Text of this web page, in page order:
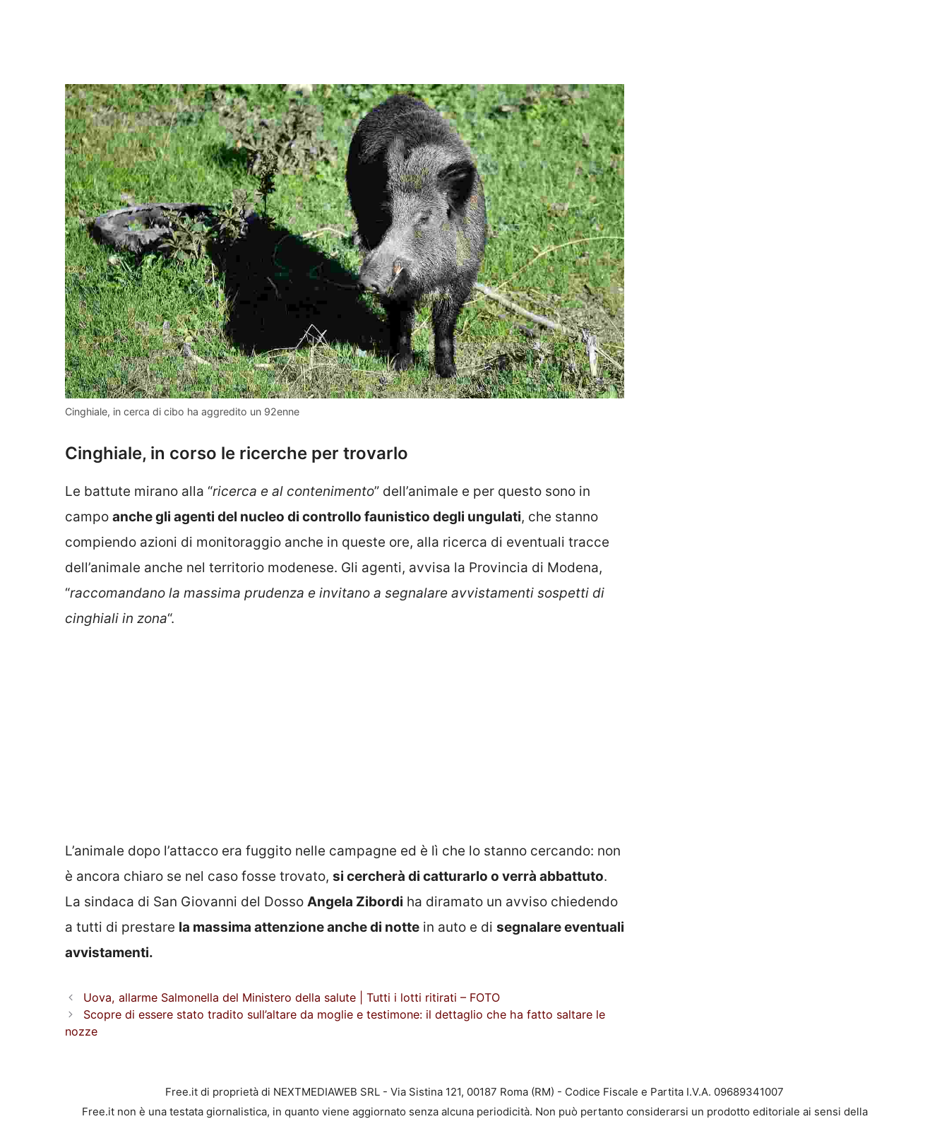
Cinghiale, in cerca di cibo ha aggredito un 92enne
Cinghiale, in corso le ricerche per trovarlo
Le battute mirano alla “ricerca e al contenimento” dell’animale e per questo sono in
campo anche gli agenti del nucleo di controllo faunistico degli ungulati, che stanno
compiendo azioni di monitoraggio anche in queste ore, alla ricerca di eventuali tracce
dell’animale anche nel territorio modenese. Gli agenti, avvisa la Provincia di Modena,
“raccomandano la massima prudenza e invitano a segnalare avvistamenti sospetti di
cinghiali in zona“.
L’animale dopo l’attacco era fuggito nelle campagne ed è lì che lo stanno cercando: non
è ancora chiaro se nel caso fosse trovato, si cercherà di catturarlo o verrà abbattuto.
La sindaca di San Giovanni del Dosso Angela Zibordi ha diramato un avviso chiedendo
a tutti di prestare la massima attenzione anche di notte in auto e di segnalare eventuali
avvistamenti.
Uova, allarme Salmonella del Ministero della salute | Tutti i lotti ritirati – FOTO
Scopre di essere stato tradito sull’altare da moglie e testimone: il dettaglio che ha fatto saltare le
nozze
Free.it di proprietà di NEXTMEDIAWEB SRL - Via Sistina 121, 00187 Roma (RM) - Codice Fiscale e Partita I.V.A. 09689341007
Free.it non è una testata giornalistica, in quanto viene aggiornato senza alcuna periodicità. Non può pertanto considerarsi un prodotto editoriale ai sensi della